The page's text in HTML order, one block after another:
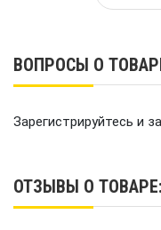
ВОПРОСЫ О
Зарегистрируйтесь и
ОТЗЫВЫ О ТОВАРЕ: